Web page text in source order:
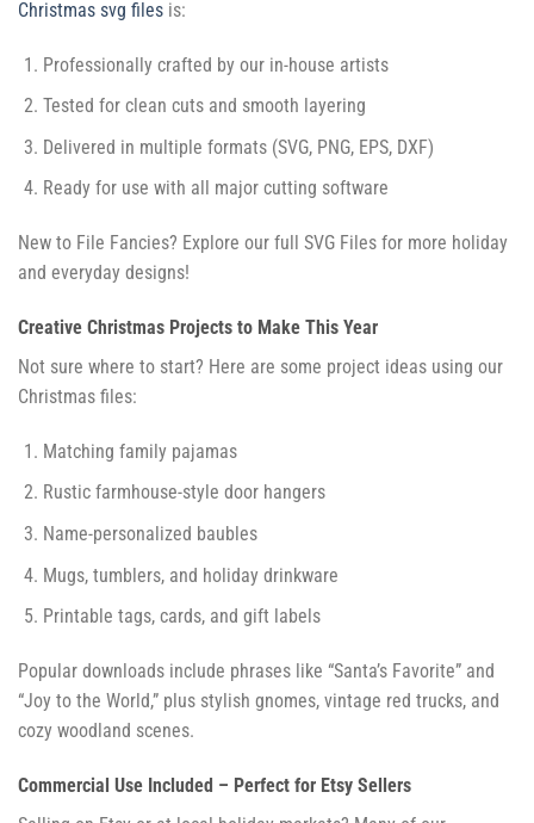
Christmas svg files is:
Professionally crafted by our in-house artists
Tested for clean cuts and smooth layering
Delivered in multiple formats (SVG, PNG, EPS, DXF)
Ready for use with all major cutting software
New to File Fancies? Explore our full SVG Files for more holiday
and everyday designs!
Creative Christmas Projects to Make This Year
Not sure where to start? Here are some project ideas using our
Christmas files:
Matching family pajamas
Rustic farmhouse-style door hangers
Name-personalized baubles
Mugs, tumblers, and holiday drinkware
Printable tags, cards, and gift labels
Popular downloads include phrases like “Santa’s Favorite” and
“Joy to the World,” plus stylish gnomes, vintage red trucks, and
cozy woodland scenes.
Commercial Use Included – Perfect for Etsy Sellers